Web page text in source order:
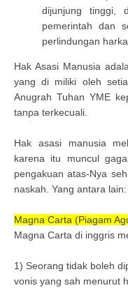
dijunjung tinggi,
pemerintah dan
perlindungan
Hak Asasi Manusia
yang di miliki oleh
Anugrah Tuhan YME
tanpa terkecuali.
Hak asasi manusia
karena itu muncul
pengakuan atas-Nya
naskah. Yang antara lain:
Magna Carta (Piagam
Magna Carta di inggris
1) Seorang tidak boleh
vonis yang sah menurut